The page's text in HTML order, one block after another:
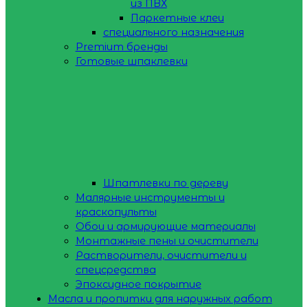
из ПВХ
Паркетные клеи
специального назначения
Premium бренды
Готовые шпаклевки
Шпатлевки по дереву
Малярные инструменты и
краскопульты
Обои и армирующие материалы
Монтажные пены и очистители
Растворители, очистители и
спецсредства
Эпоксидное покрытие
Масла и пропитки для наружных работ